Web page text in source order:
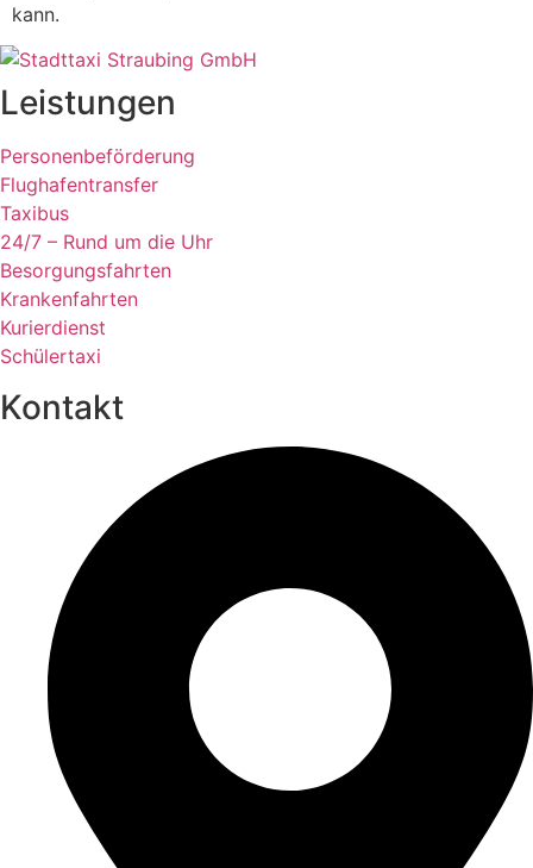
kann.
Leistungen
Personenbeförderung
Flughafentransfer
Taxibus
24/7 – Rund um die Uhr
Besorgungsfahrten
Krankenfahrten
Kurierdienst
Schülertaxi
Kontakt